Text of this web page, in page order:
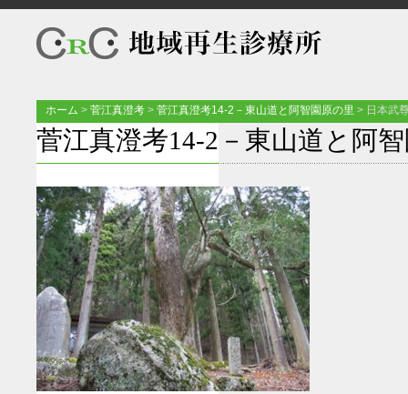
ホーム > 菅江真澄考 > 菅江真澄考14-2－東山道と阿智園原の里 > 日本武
菅江真澄考14-2－東山道と阿